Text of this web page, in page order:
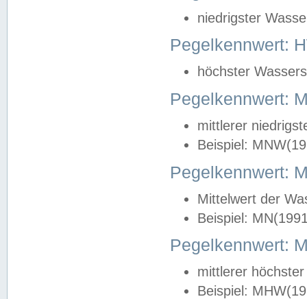
niedrigster
Pegelkennwert:
höchster
Pegelkennwert:
mittlerer
Beispiel:
Pegelkennwert:
Mittelwert der
Beispiel:
Pegelkennwert:
mittlerer
Beispiel: